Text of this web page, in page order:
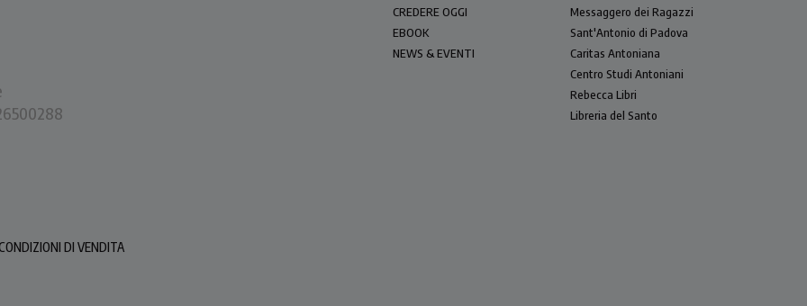
DI VENDITA
CREDERE OGGI
EBOOK
NEWS & EVENTI
Messaggero dei Ragazzi
Sant'Antonio di Padova
Caritas Antoniana
Centro Studi Antoniani
Rebecca Libri
Libreria del Santo